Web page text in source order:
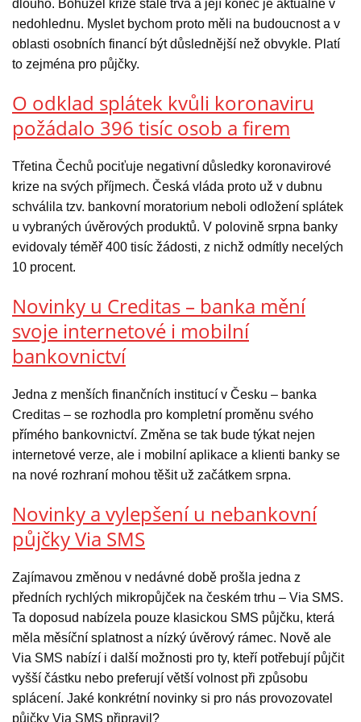
dlouho. Bohužel krize stále trvá a její konec je aktuálně v
nedohlednu. Myslet bychom proto měli na budoucnost a v
oblasti osobních financí být důslednější než obvykle. Platí
to zejména pro půjčky.
O odklad splátek kvůli koronaviru
požádalo 396 tisíc osob a firem
Třetina Čechů pociťuje negativní důsledky koronavirové
krize na svých příjmech. Česká vláda proto už v dubnu
schválila tzv. bankovní moratorium neboli odložení splátek
u vybraných úvěrových produktů. V polovině srpna banky
evidovaly téměř 400 tisíc žádosti, z nichž odmítly necelých
10 procent.
Novinky u Creditas – banka mění
svoje internetové i mobilní
bankovnictví
Jedna z menších finančních institucí v Česku – banka
Creditas – se rozhodla pro kompletní proměnu svého
přímého bankovnictví. Změna se tak bude týkat nejen
internetové verze, ale i mobilní aplikace a klienti banky se
na nové rozhraní mohou těšit už začátkem srpna.
Novinky a vylepšení u nebankovní
půjčky Via SMS
Zajímavou změnou v nedávné době prošla jedna z
předních rychlých mikropůjček na českém trhu – Via SMS.
Ta doposud nabízela pouze klasickou SMS půjčku, která
měla měsíční splatnost a nízký úvěrový rámec. Nově ale
Via SMS nabízí i další možnosti pro ty, kteří potřebují půjčit
vyšší částku nebo preferují větší volnost při způsobu
splácení. Jaké konkrétní novinky si pro nás provozovatel
půjčky Via SMS připravil?